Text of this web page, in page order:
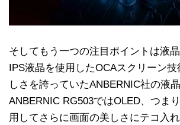
そしてもう一つの注目ポイントは液
IPS液晶を使用したOCAスクリーン
しさを誇っていたANBERNIC社の液晶
ANBERNIC RG503ではOLED、つま
用してさらに画面の美しさにテコ入